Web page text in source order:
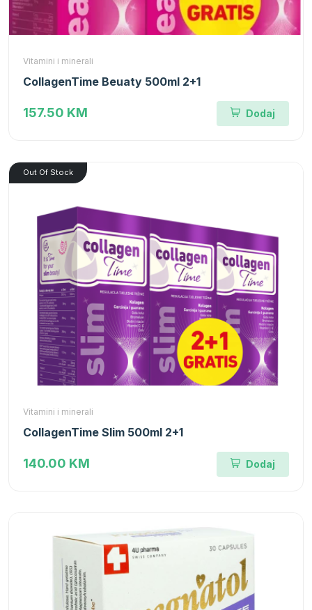
Vitamini i minerali
CollagenTime Beuaty 500ml 2+1
157.50 KM Dodaj
Out Of Stock
Vitamini i minerali
CollagenTime Slim 500ml 2+1
140.00 KM Dodaj